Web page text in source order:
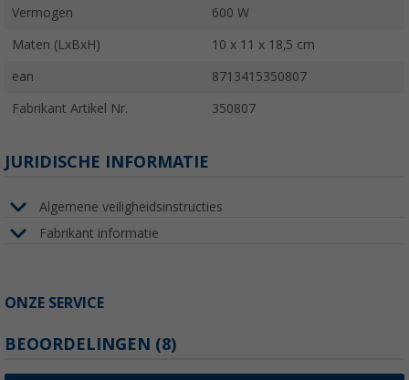
Vermogen 600 W
Maten (LxBxH) 10 x 11 x 18,5 cm
ean 8713415350807
Fabrikant Artikel Nr. 350807
JURIDISCHE INFORMATIE
Algemene veiligheidsinstructies
Fabrikant informatie
ONZE SERVICE
BEOORDELINGEN (8)